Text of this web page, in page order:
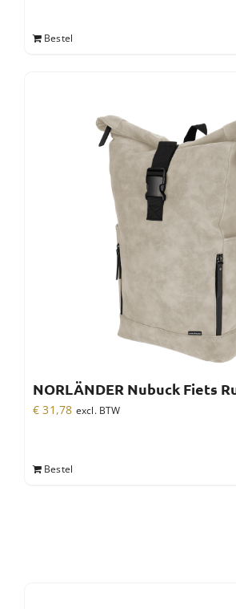
Bestel
NORLÄNDER Nubuck Fiets
€ 31,78 excl. BTW
Bestel